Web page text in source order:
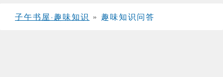
子午书屋·趣味知识 » 趣味知识问答